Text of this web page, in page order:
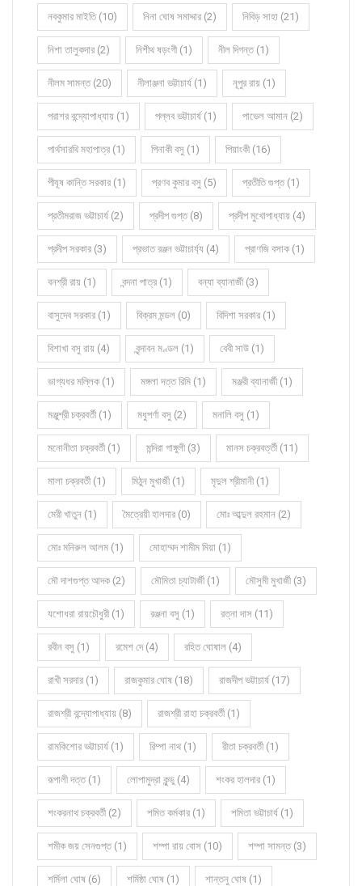
নবকুমার মাইতি (10) নিনা ঘোষ সমাদ্দার (2) নিবিড় সাহা (21)
নিশা তালুকদার (2) নিশীথ ষড়ংগী (1) নীল দিগন্ত (1)
নীলম সামন্ত (20) নীলাঞ্জনা ভট্টাচার্য (1) নূপুর রায় (1)
পরাশর বন্দ্যোপাধ্যায় (1) পল্লব ভট্টাচার্য (1) পাভেল আমান (2)
পার্থসারথি মহাপাত্র (1) পিনাকী বসু (1) পিয়াংকী (16)
পীযূষ কান্তি সরকার (1) প্রণব কুমার বসু (5) প্রতীতি গুপ্ত (1)
প্রতীমরাজ ভট্টাচার্য (2) প্রদীপ গুপ্ত (8) প্রদীপ মুখোপাধ্যায় (4)
প্রদীপ সরকার (3) প্রভাত রঞ্জন ভট্টাচার্য্য (4) প্রাণজি বসাক (1)
বনশ্রী রায় (1) বন্দনা পাত্র (1) বন্যা ব্যানার্জী (3)
বাসুদেব সরকার (1) বিক্রম মন্ডল (0) বিদিশা সরকার (1)
বিশাখা বসু রায় (4) বৃন্দাবন মণ্ডল (1) বেবী সাউ (1)
ভাগ্যধর মল্লিক (1) মঙ্গলা দত্ত রিমি (1) মঞ্জরী ব্যানার্জী (1)
মঞ্জুশ্রী চক্রবর্তী (1) মধুপর্ণা বসু (2) মনালি বসু (1)
মনোনীতা চক্রবর্তী (1) মন্দিরা গাঙ্গুলী (3) মানস চক্রবর্ত্তী (11)
মালা চক্রবর্তী (1) মিঠুন মুখার্জী (1) মৃদুল শ্রীমানী (1)
মেরী খাতুন (1) মৈত্রেয়ী হালদার (0) মোঃ আব্দুল রহমান (2)
মোঃ মনিরুল আলম (1) মোহাম্মদ শামীম মিয়া (1)
মৌ দাশগুপ্ত আদক (2) মৌমিতা চ্যাটার্জী (1) মৌসুমী মুখার্জী (3)
যশোধরা রায়চৌধুরী (1) রঞ্জনা বসু (1) রত্না দাস (11)
রবীন বসু (1) রমেশ দে (4) রহিত ঘোষাল (4)
রাখী সরদার (1) রাজকুমার ঘোষ (18) রাজদীপ ভট্টাচার্য (17)
রাজশ্রী বন্দ্যোপাধ্যায় (8) রাজশ্রী রাহা চক্রবর্তী (1)
রামকিশোর ভট্টাচার্য (1) রিম্পা নাথ (1) রীতা চক্রবর্তী (1)
রূপালী দত্ত (1) লোপামুদ্রা কুন্ডু (4) শংকর হালদার (1)
শংকরনাথ চক্রবর্তী (2) শমিত কর্মকার (1) শমিতা ভট্টাচার্য (1)
শমীক জয় সেনগুপ্ত (1) শম্পা রায় বোস (10) শম্পা সামন্ত (3)
শর্মিলা ঘোষ (6) শর্মিষ্ঠা ঘোষ (1) শান্তনু ঘোষ (1)